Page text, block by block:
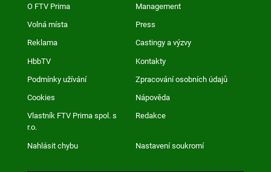
O FTV Prima Management
Volná místa Press
Reklama Castingy a výzvy
HbbTV Kontakty
Podmínky užívání Zpracování osobních údajů
Cookies Nápověda
Vlastník FTV Prima spol. s
r.o.
Redakce
Nahlásit chybu Nastavení soukromí